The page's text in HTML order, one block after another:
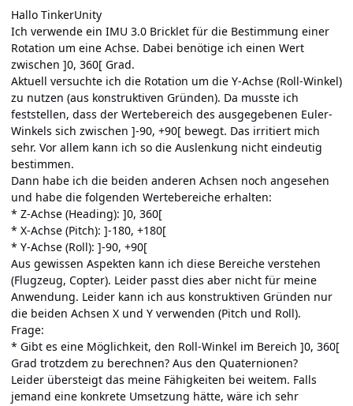
Hallo TinkerUnity
Ich verwende ein IMU 3.0 Bricklet für die Bestimmung einer
Rotation um eine Achse. Dabei benötige ich einen Wert
zwischen ]0, 360[ Grad.
Aktuell versuchte ich die Rotation um die Y-Achse (Roll-Winkel)
zu nutzen (aus konstruktiven Gründen). Da musste ich
feststellen, dass der Wertebereich des ausgegebenen Euler-
Winkels sich zwischen ]-90, +90[ bewegt. Das irritiert mich
sehr. Vor allem kann ich so die Auslenkung nicht eindeutig
bestimmen.
Dann habe ich die beiden anderen Achsen noch angesehen
und habe die folgenden Wertebereiche erhalten:
* Z-Achse (Heading): ]0, 360[
* X-Achse (Pitch): ]-180, +180[
* Y-Achse (Roll): ]-90, +90[
Aus gewissen Aspekten kann ich diese Bereiche verstehen
(Flugzeug, Copter). Leider passt dies aber nicht für meine
Anwendung. Leider kann ich aus konstruktiven Gründen nur
die beiden Achsen X und Y verwenden (Pitch und Roll).
Frage:
* Gibt es eine Möglichkeit, den Roll-Winkel im Bereich ]0, 360[
Grad trotzdem zu berechnen? Aus den Quaternionen?
Leider übersteigt das meine Fähigkeiten bei weitem. Falls
jemand eine konkrete Umsetzung hätte, wäre ich sehr